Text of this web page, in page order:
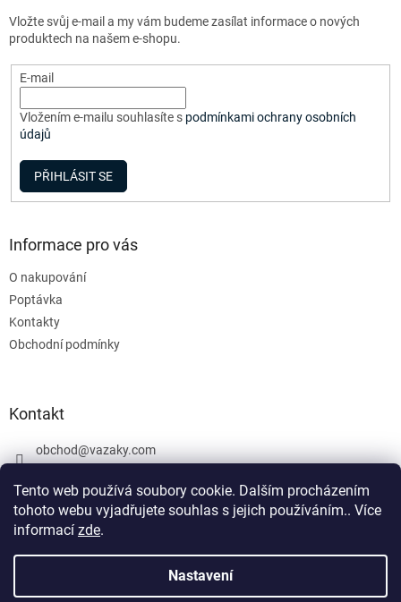
Tento web používá soubory cookie. Dalším procházením
tohoto webu vyjadřujete souhlas s jejich používáním.. Více
informací zde.
Nastavení
jsou označeny: skladem mohou být vyrobeny v den objednávky,
případně po dohodě objednány u výrobce jako zakázková výroba.
Vložte svůj e-mail a my vám budeme zasílat informace o nových
produktech na našem e-shopu.
E-mail
Vložením e-mailu souhlasíte s podmínkami ochrany osobních
údajů
PŘIHLÁSIT SE
Informace pro vás
O nakupování
Poptávka
Kontakty
Obchodní podmínky
Kontakt
obchod@vazaky.com
Vytvořil Shoptet